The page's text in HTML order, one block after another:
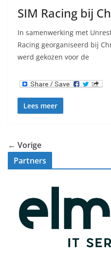
SIM Racing bij
In samenwerking met
Racing georganiseerd bij
werd gekozen voor de
Lees meer
← Vorige
Partners